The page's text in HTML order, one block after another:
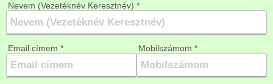
Nevem (Vezetéknév Keresztnév) *
Email címem * Mobilszámom *